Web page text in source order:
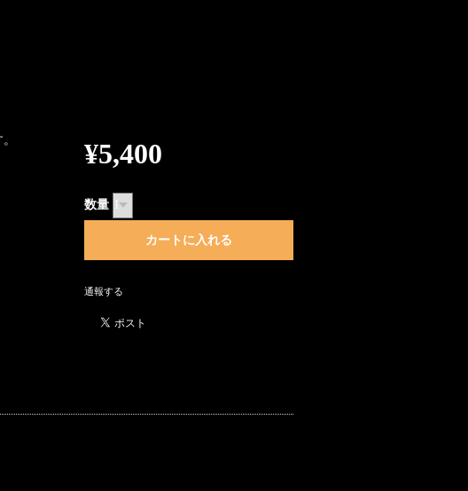
¥5,400
数量
通報する